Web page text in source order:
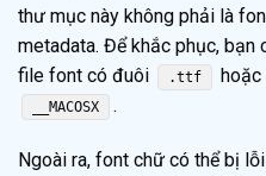
thư mục này không phải là
metadata. Để khắc phục,
file font có đuôi
.ttf hoặc
__MACOSX .
Ngoài ra, font chữ có thể bị